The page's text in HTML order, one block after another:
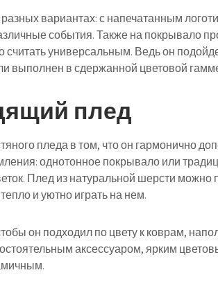
вариантах: с напечатанным
события. Также на покрывало
универсальным. Ведь он
выполнен в сдержанной цветовой
плед
пледа в том, что он гармонично
однотонное покрывало или
Плед из натуральной шерсти можно
и уютно играть на нем.
он подходил по цвету к коврам,
аксессуаром, ярким